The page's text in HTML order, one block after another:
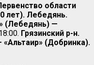
области
лет). Лебедянь.
(Лебедянь) —
Грязинский р-н.
(Добринка).